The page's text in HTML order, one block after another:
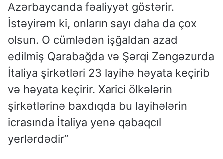
Azərbaycanda fəaliyyət göstərir.
İstəyirəm ki, onların sayı daha da çox
olsun. O cümlədən işğaldan azad
edilmiş Qarabağda və Şərqi Zəngəzurda
İtaliya şirkətləri 23 layihə həyata keçirib
və həyata keçirir. Xarici ölkələrin
şirkətlərinə baxdıqda bu layihələrin
icrasında İtaliya yenə qabaqcıl
yerlərdədir”